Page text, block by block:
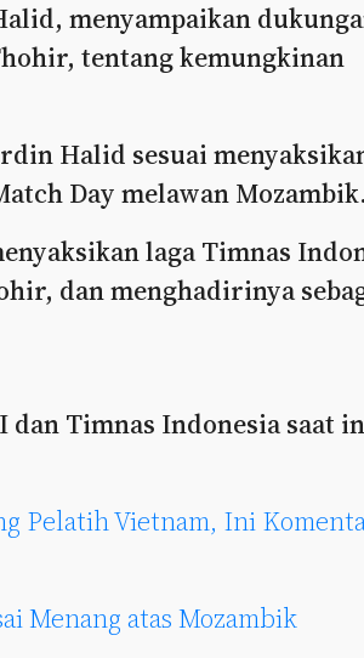
menyampaikan
tentang kemungkinan
Halid sesuai
Day melawan Mozambik.
laga Timnas
dan menghadirinya
dan Timnas Indonesia saat
Pelatih Vietnam, Ini
Menang atas Mozambik